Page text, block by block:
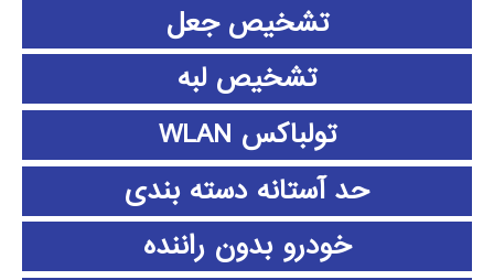
تشخیص جعل
تشخیص لبه
تولباکس WLAN
حد آستانه دسته بندی
خودرو بدون راننده